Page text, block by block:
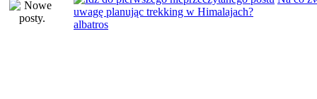
uwagę planując trekking w Himalajach?
albatros